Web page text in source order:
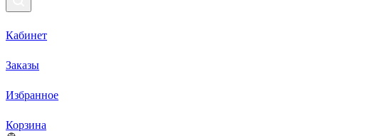
Кабинет
Заказы
Избранное
Корзина